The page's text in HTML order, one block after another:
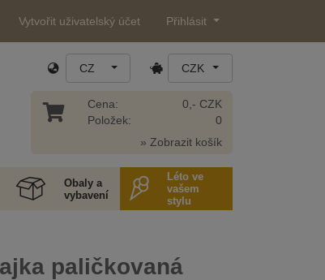
Vytvořit uživatelský účet Přihlásit
CZ CZK
Cena:
Položek:
0,- CZK
0
» Zobrazit košík
Obaly a
vybavení
Léto ve
vašem
stylu
paličkovaná